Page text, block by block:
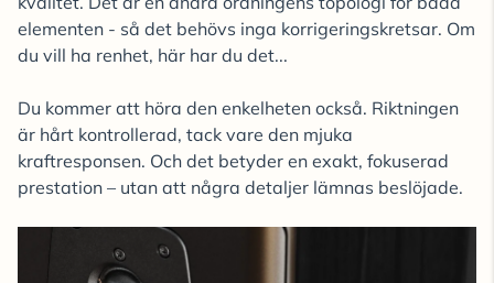
elementen - så det behövs inga korrigeringskretsar. Om
du vill ha renhet, här har du det...
Du kommer att höra den enkelheten också. Riktningen
är hårt kontrollerad, tack vare den mjuka
kraftresponsen. Och det betyder en exakt, fokuserad
prestation – utan att några detaljer lämnas beslöjade.